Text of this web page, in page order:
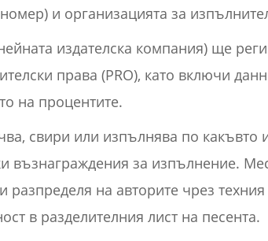
и организацията за
издателска компания) ще
права (PRO), като включи
на процентите.
свири или изпълнява по
възнаграждения за изпълнение.
на авторите чрез техния
в разделителния лист на песента.